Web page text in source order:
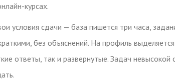
курсах.
условия сдачи — база пишется три часа,
без объяснений. На профиль
ответы, так и развернутые. Задач невысокой